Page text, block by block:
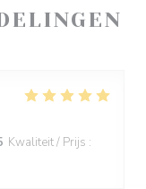
Kwaliteit / Prijs :